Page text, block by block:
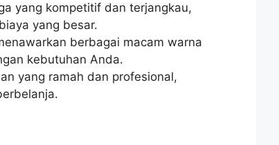
yang kompetitif dan terjangkau,
yang besar.
berbagai macam warna
kebutuhan Anda.
yang ramah dan profesional,